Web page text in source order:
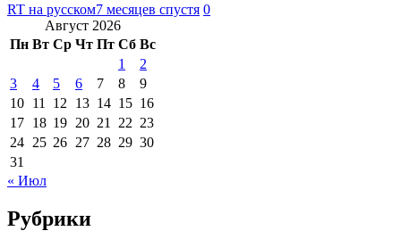
RT на русском7 месяцев спустя 0
Август 2026
Пн Вт Ср Чт Пт Сб Вс
1
2
3
4 5 6 7 8
9
10 11 12 13 14 15 16
17 18 19 20 21 22 23
24 25 26 27 28 29 30
31
« Июл
Рубрики